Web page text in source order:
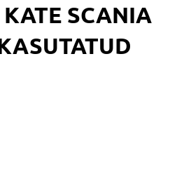
SCANIA